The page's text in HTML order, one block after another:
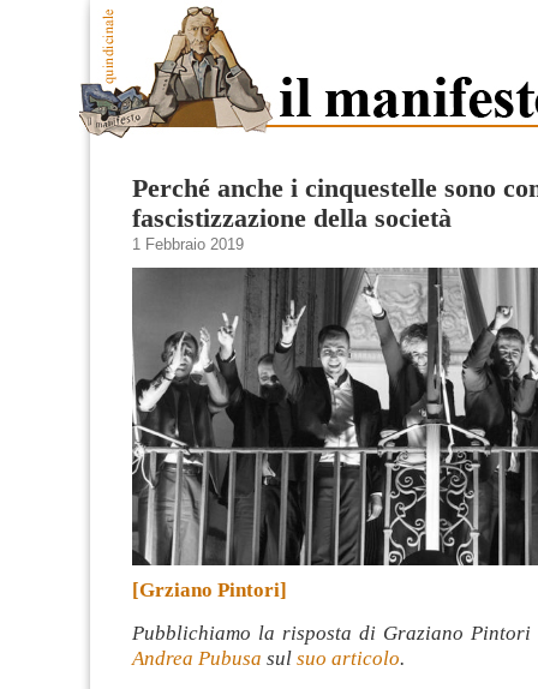
Perché anche i cinquestelle sono
fascistizzazione della società
1 Febbraio 2019
[Grziano Pintori]
Pubblichiamo la risposta di Graziano
Andrea Pubusa sul suo articolo.